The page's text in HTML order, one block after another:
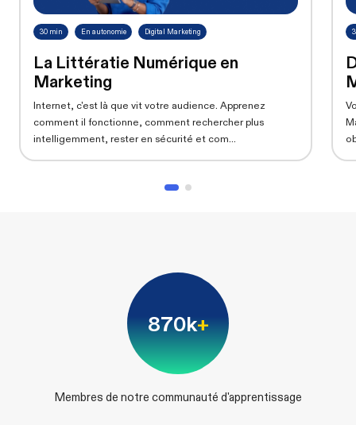
30 min En autonomie Digital Marketing
La Littératie Numérique en
Marketing
Internet, c'est là que vit votre audience. Apprenez
comment il fonctionne, comment rechercher plus
intelligemment, rester en sécurité et com...
870k+
Membres de notre communauté d'apprentissage